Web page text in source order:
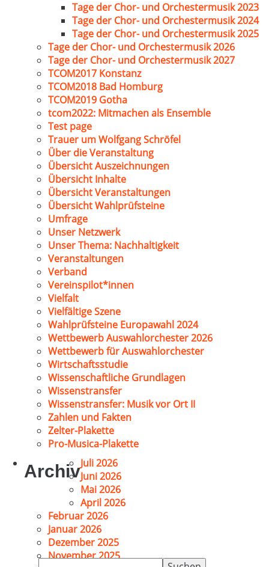
Tage der Chor- und Orchestermusik 2023
Tage der Chor- und Orchestermusik 2024
Tage der Chor- und Orchestermusik 2025
Tage der Chor- und Orchestermusik 2026
Tage der Chor- und Orchestermusik 2027
TCOM2017 Konstanz
TCOM2018 Bad Homburg
TCOM2019 Gotha
tcom2022: Mitmachen als Ensemble
Test page
Trauer um Wolfgang Schröfel
Über die Veranstaltung
Übersicht Auszeichnungen
Übersicht Inhalte
Übersicht Veranstaltungen
Übersicht Wahlprüfsteine
Umfrage
Unser Netzwerk
Unser Thema: Nachhaltigkeit
Veranstaltungen
Verband
Vereinspilot*innen
Vielfalt
Vielfältige Szene
Wahlprüfsteine Europawahl 2024
Wettbewerb Auswahlorchester 2026
Wettbewerb für Auswahlorchester
Wirtschaftsstudie
Wissenschaftliche Grundlagen
Wissenstransfer
Wissenstransfer: Musik vor Ort II
Zahlen und Fakten
Zelter-Plakette
Pro-Musica-Plakette
ArchivJuli 2026
Juni 2026
Mai 2026
April 2026
Februar 2026
Januar 2026
Dezember 2025
November 2025